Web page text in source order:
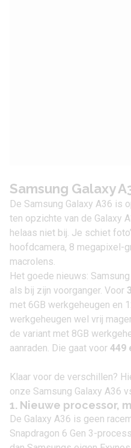
Samsung Galaxy
De Samsung Galaxy A36 is
ten opzichte van de Galaxy
helaas niet bij. Je schiet
hoofdcamera, 8 megapixel-
macrolens.
Het goede nieuws:
als bij zijn voorganger. Voor
met 6GB werkgeheugen en
werkgeheugen wel vrij
de variant met 8GB
aanraden. Die gaat voor 449
Klaar voor de verschillen?
onze Samsung Galaxy A36
1. Nieuwe processor,
De Galaxy A36 is geen
Snapdragon 6 Gen 3-